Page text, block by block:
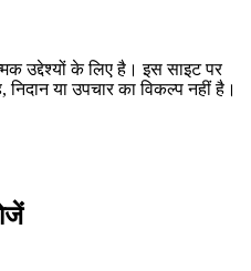
उद्देश्यों के लिए है। इस साइट पर
निदान या उपचार का विकल्प नहीं है।